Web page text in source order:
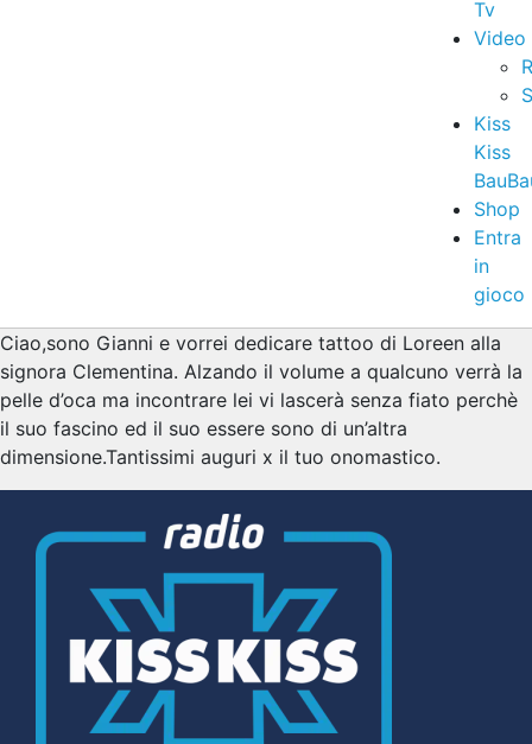
Tv
Video
Kiss
Kiss
Shop
Entra
in
gioco
Ciao,sono Gianni e vorrei dedicare tattoo di Loreen alla
signora Clementina. Alzando il volume a qualcuno verrà la
pelle d’oca ma incontrare lei vi lascerà senza fiato perchè
il suo fascino ed il suo essere sono di un’altra
dimensione.Tantissimi auguri x il tuo onomastico.